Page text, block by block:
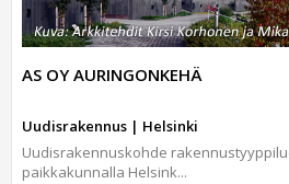
AS OY AURINGONKEHÄ
Uudisrakennus | Helsinki
Uudisrakennuskohde
paikkakunnalla Helsink...